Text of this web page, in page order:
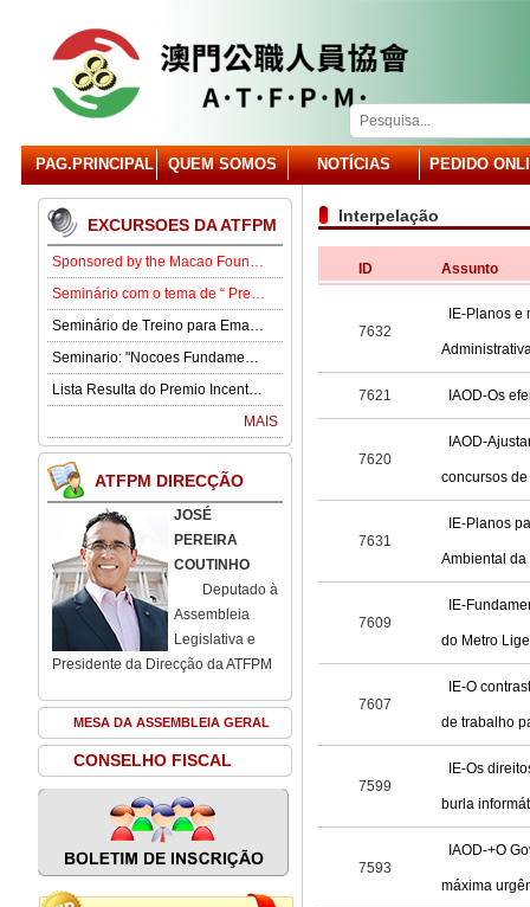
PAG.PRINCIPAL QUEM SOMOS NOTÍCIAS PEDIDO
EXCURSOES DA ATFPM
Sponsored by the Macao Foundation, the Macau Civil Servants Association (ATFPM) will organize the “Job Opportunities for Youth Seminar” at 3:00 p.m. on 15 August in our Association . Our guest speaker is Lawmaker José Pereira Coutinho.
Seminário com o tema de “ Prevenção e Controlo da Gota” .
Seminário de Treino para Emagrecimento.
Seminario: "Nocoes Fundamentais de Direito Comercialde Macau: Regime das Sociedades Comerciais,Orgaos Sociais, Direitos e Obrigagoes dos Socios"
Lista Resulta do Premio Incentivo 2026
MAIS
ATFPM DIRECÇÃO
JOSÉ
PEREIRA
COUTINHO
Deputado à
Assembleia
Legislativa e
Presidente da Direcção da ATFPM
MESA DA ASSEMBLEIA GERAL
CONSELHO FISCAL
Interpelação
ID Assunto
7632
IE-Planos
7621 IAOD-Os
7620
IAOD-
concursos
7631
IE-Planos
Ambiental da
7609
IE-
do Metro
7607
IE-O
de trabalho
7599
IE-Os
burla
7593
IAOD-+O
máxima